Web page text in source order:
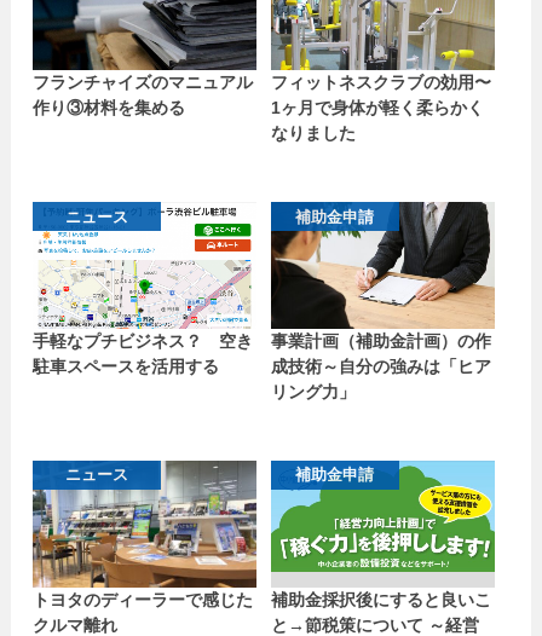
フランチャイズのマニュアル
作り③材料を集める
フィットネスクラブの効用〜
1ヶ月で身体が軽く柔らかく
なりました
ニュース
手軽なプチビジネス？ 空き
駐車スペースを活用する
補助金申請
事業計画（補助金計画）の作
成技術～自分の強みは「ヒア
リング力」
ニュース
トヨタのディーラーで感じた
クルマ離れ
補助金申請
補助金採択後にすると良いこ
と→節税策について ～経営